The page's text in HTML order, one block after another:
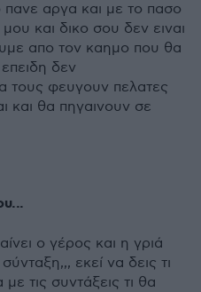
αργα και με το πασο
και δικο σου δεν ειναι
απο τον καημο που θα
δεν
τους φευγουν πελατες
και θα πηγαινουν σε
ο γέρος και η γριά
εκεί να δεις τι
τις συντάξεις τι θα